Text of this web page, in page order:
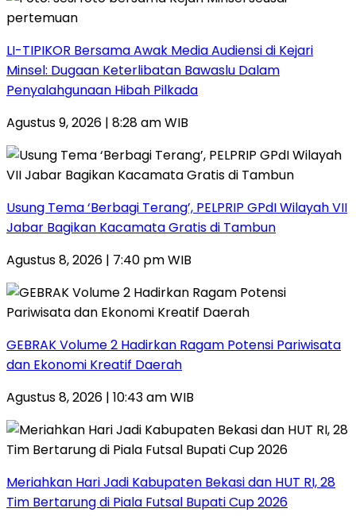
LI-TIPIKOR Bersama Awak Media Audiensi di Kejari
Minsel: Dugaan Keterlibatan Bawaslu Dalam
Penyalahgunaan Hibah Pilkada
Agustus 9, 2026 | 8:28 am WIB
‎Usung Tema ‘Berbagi Terang’, PELPRIP GPdI Wilayah VII
Jabar Bagikan Kacamata Gratis di Tambun
Agustus 8, 2026 | 7:40 pm WIB
GEBRAK Volume 2 Hadirkan Ragam Potensi Pariwisata
dan Ekonomi Kreatif Daerah
Agustus 8, 2026 | 10:43 am WIB
Meriahkan Hari Jadi Kabupaten Bekasi dan HUT RI, 28
Tim Bertarung di Piala Futsal Bupati Cup 2026